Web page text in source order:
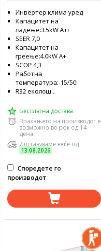
Инвертер клима уред
Капацитет на
ладење:3.5kW А++
SEER 7,0
Капацитет на
греење:4.0kW А+
SCOP 4,3
Работна
температура:-15/50
R32 еколош...
Бесплатна достава
Враќањето на производот е
возможно во рок од 14
дена
Доставуваме веќе од
13.08.2026
Споредете го
производот